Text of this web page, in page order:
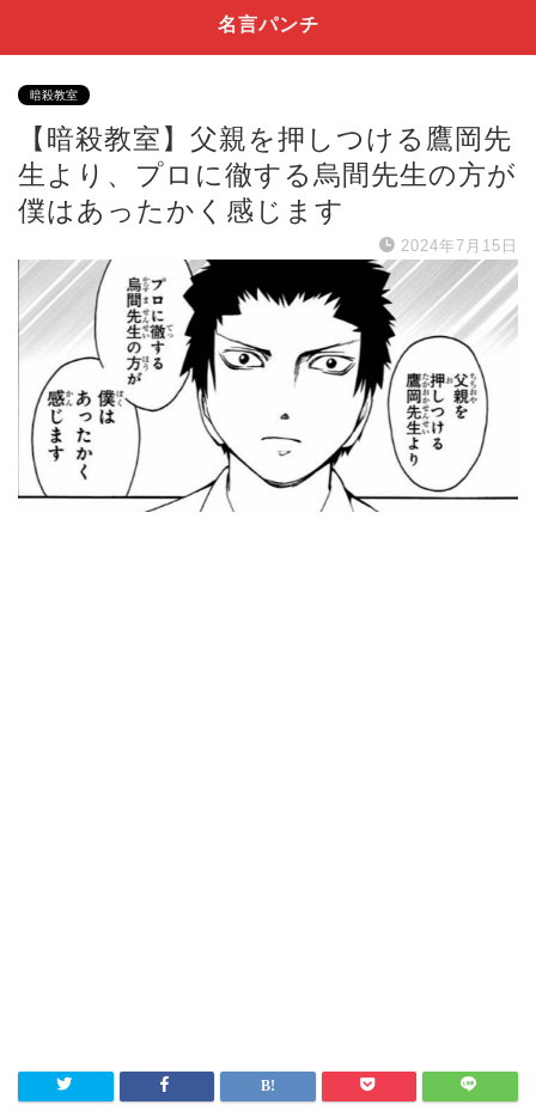
名言パンチ
暗殺教室
【暗殺教室】父親を押しつける鷹岡先
生より、プロに徹する烏間先生の方が
僕はあったかく感じます
2024年7月15日